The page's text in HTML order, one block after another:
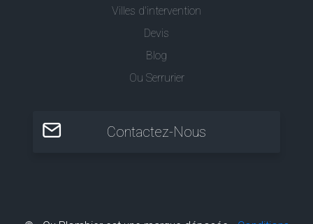
Villes d'intervention
Devis
Blog
Ou Serrurier
Contactez-Nous